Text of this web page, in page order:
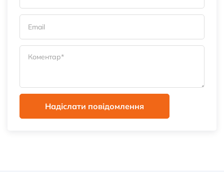
Надіслати повідомлення